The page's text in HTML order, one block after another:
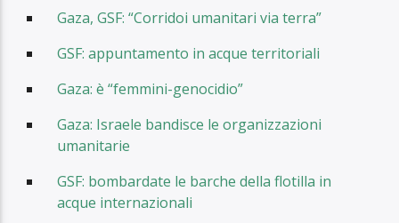
Gaza, GSF: “Corridoi umanitari via terra”
GSF: appuntamento in acque territoriali
Gaza: è “femmini-genocidio”
Gaza: Israele bandisce le organizzazioni
umanitarie
GSF: bombardate le barche della flotilla in
acque internazionali